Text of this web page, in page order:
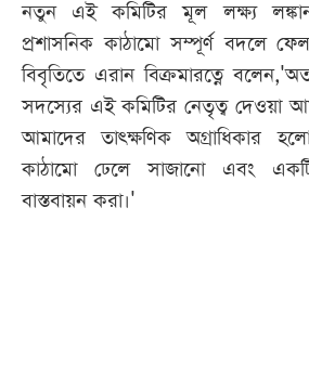
নতুন এই কমিটির মূল লক্ষ্য লঙ্কান
প্রশাসনিক কাঠামো সম্পূর্ণ বদলে
বিবৃতিতে এরান বিক্রমারত্নে
সদস্যের এই কমিটির নেতৃত্ব দেওয়া
আমাদের তাৎক্ষণিক অগ্রাধিকার
কাঠামো ঢেলে সাজানো এবং
বাস্তবায়ন করা।'